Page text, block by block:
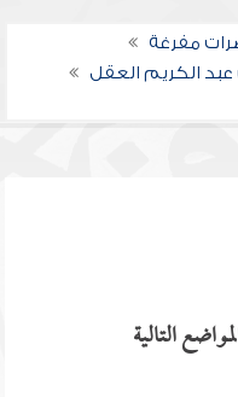
مفرغة
عبد الكريم العقل
التالية